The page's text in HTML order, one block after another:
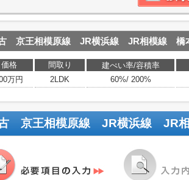
京王相模原線 JR横浜線 JR相模線 橋
価格 間取り 建ぺい率/容積率
万円
2LDK 60%/ 200%
京王相模原線 JR横浜線 JR